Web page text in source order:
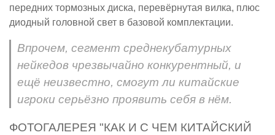
передних тормозных диска, перевёрнутая вилка, плюс
диодный головной свет в базовой комплектации.
Впрочем, сегмент среднекубатурных
нейкедов чрезвычайно конкурентный, и
ещё неизвестно, смогут ли китайские
игроки серьёзно проявить себя в нём.
ФОТОГАЛЕРЕЯ "КАК И С ЧЕМ КИТАЙСКИЙ